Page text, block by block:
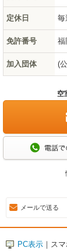
定休日 毎
免許番号 福
加入団体 (
空
メールで送る
PC表示 ｜ス